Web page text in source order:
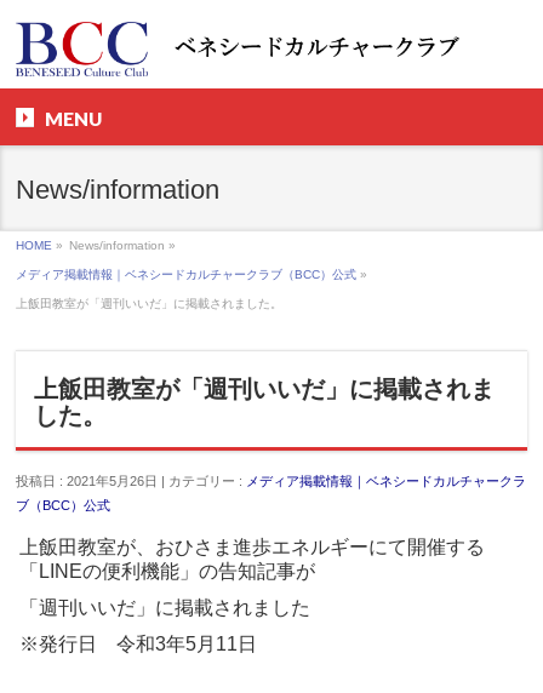
MENU
News/information
HOME » News/information »
メディア掲載情報｜ベネシードカルチャークラブ（BCC）公式 »
上飯田教室が「週刊いいだ」に掲載されました。
上飯田教室が「週刊いいだ」に掲載されま
した。
投稿日 : 2021年5月26日 | カテゴリー : メディア掲載情報｜ベネシードカルチャークラ
ブ（BCC）公式
上飯田教室が、おひさま進歩エネルギーにて開催する
「LINEの便利機能」の告知記事が
「週刊いいだ」に掲載されました
※発行日 令和3年5月11日